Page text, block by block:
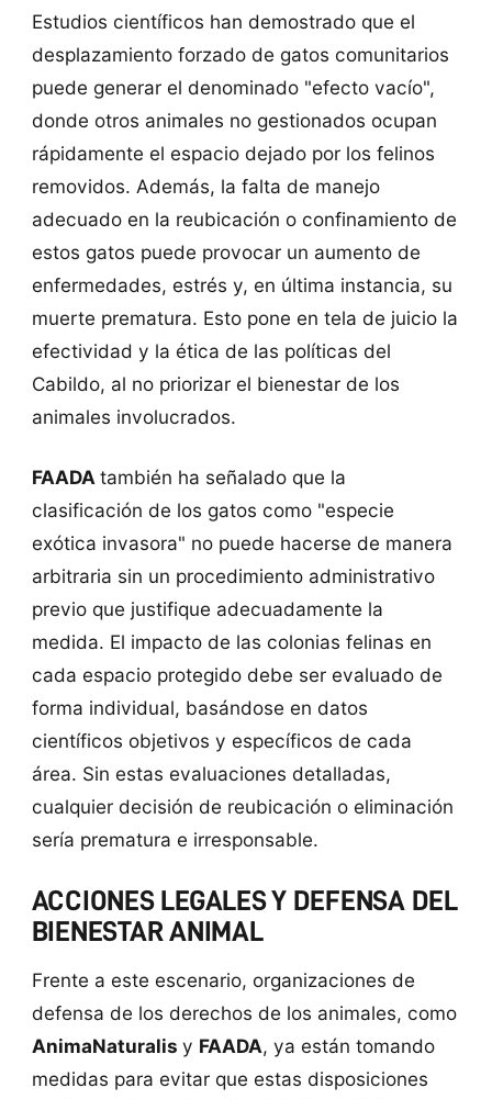
Estudios científicos han demostrado que el
desplazamiento forzado de gatos comunitarios
puede generar el denominado "efecto vacío",
donde otros animales no gestionados ocupan
rápidamente el espacio dejado por los felinos
removidos. Además, la falta de manejo
adecuado en la reubicación o confinamiento de
estos gatos puede provocar un aumento de
enfermedades, estrés y, en última instancia, su
muerte prematura. Esto pone en tela de juicio la
efectividad y la ética de las políticas del
Cabildo, al no priorizar el bienestar de los
animales involucrados.
FAADAtambién ha señalado que la
clasificación de los gatos como "especie
exótica invasora" no puede hacerse de manera
arbitraria sin un procedimiento administrativo
previo que justifique adecuadamente la
medida. El impacto de las colonias felinas en
cada espacio protegido debe ser evaluado de
forma individual, basándose en datos
científicos objetivos y específicos de cada
área. Sin estas evaluaciones detalladas,
cualquier decisión de reubicación o eliminación
sería prematura e irresponsable.
ACCIONES LEGALES Y DEFENSA DEL
BIENESTAR ANIMAL
Frente a este escenario, organizaciones de
defensa de los derechos de los animales, como
AnimaNaturalis y FAADA, ya están tomando
medidas para evitar que estas disposiciones